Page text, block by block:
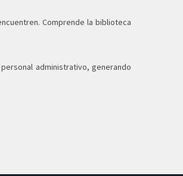
Comprende la biblioteca
administrativo, generando